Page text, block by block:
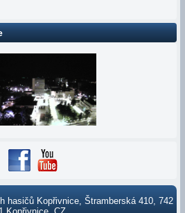
hasičů Kopřivnice, Štramberská 410, 742